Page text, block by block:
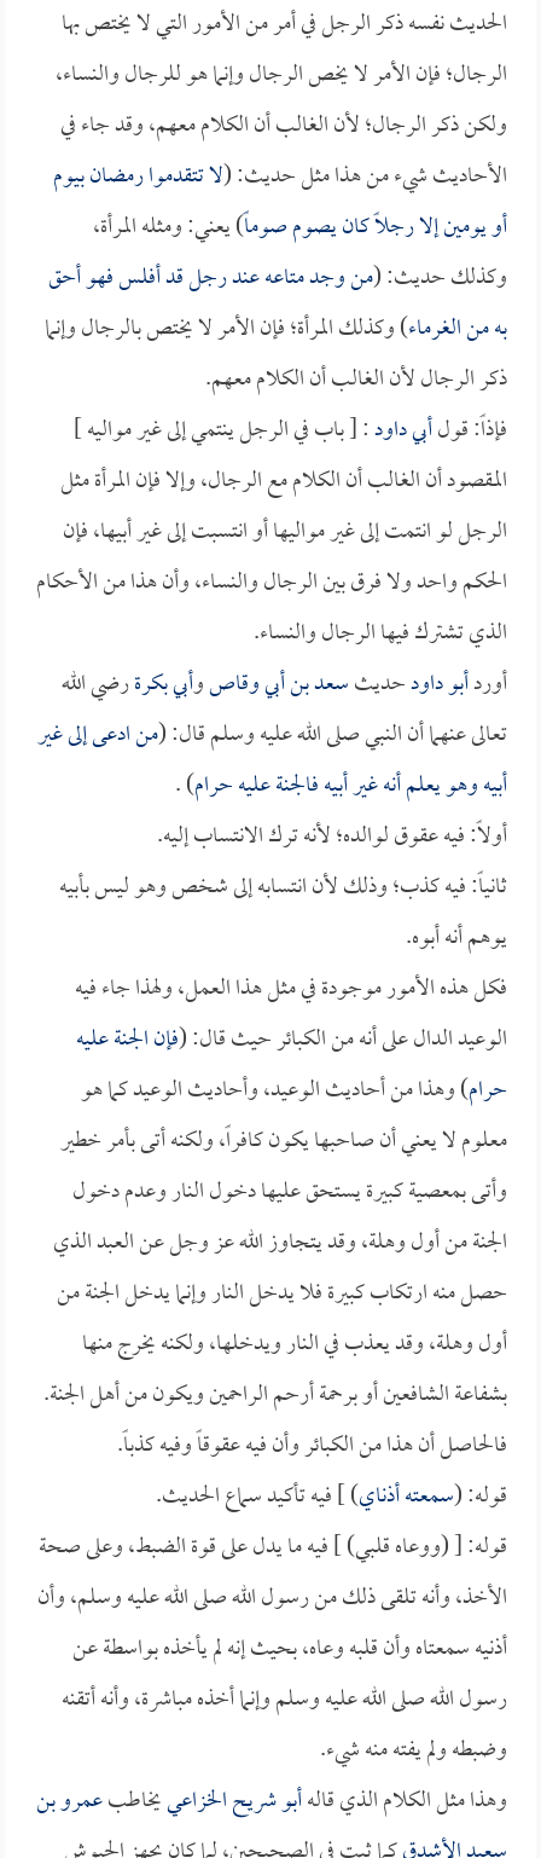
الحديث نفسه ذكر الرجل في أمر من الأمور التي لا يختص بها
الرجال؛ فإن الأمر لا يخص الرجال وإنما هو للرجال والنساء،
ولكن ذكر الرجال؛ لأن الغالب أن الكلام معهم، وقد جاء في
الأحاديث شيء من هذا مثل حديث: (لا تتقدموا رمضان بيوم
أو يومين إلا رجلاً كان يصوم صوماً) يعني: ومثله المرأة،
وكذلك حديث: (من وجد متاعه عند رجل قد أفلس فهو أحق
به من الغرماء) وكذلك المرأة؛ فإن الأمر لا يختص بالرجال وإنما
ذكر الرجال لأن الغالب أن الكلام معهم.
فإذاً: قولأبي داود: [ باب في الرجل ينتمي إلى غير مواليه ]
المقصود أن الغالب أن الكلام مع الرجال، وإلا فإن المرأة مثل
الرجل لو انتمت إلى غير مواليها أو انتسبت إلى غير أبيها، فإن
الحكم واحد ولا فرق بين الرجال والنساء، وأن هذا من الأحكام
الذي تشترك فيها الرجال والنساء.
أوردأبو داودحديثسعد بن أبي وقاصوأبي بكرةرضي الله
تعالى عنهما أن النبي صلى الله عليه وسلم قال: (من ادعى إلى غير
أبيه وهو يعلم أنه غير أبيه فالجنة عليه حرام) .
أولاً: فيه عقوق لوالده؛ لأنه ترك الانتساب إليه.
ثانياً: فيه كذب؛ وذلك لأن انتسابه إلى شخص وهو ليس بأبيه
يوهم أنه أبوه.
فكل هذه الأمور موجودة في مثل هذا العمل، ولهذا جاء فيه
الوعيد الدال على أنه من الكبائر حيث قال: (فإن الجنة عليه
حرام) وهذا من أحاديث الوعيد، وأحاديث الوعيد كما هو
معلوم لا يعني أن صاحبها يكون كافراً، ولكنه أتى بأمر خطير
وأتى بمعصية كبيرة يستحق عليها دخول النار وعدم دخول
الجنة من أول وهلة، وقد يتجاوز الله عز وجل عن العبد الذي
حصل منه ارتكاب كبيرة فلا يدخل النار وإنما يدخل الجنة من
أول وهلة، وقد يعذب في النار ويدخلها، ولكنه يخرج منها
بشفاعة الشافعين أو برحمة أرحم الراحمين ويكون من أهل الجنة.
فالحاصل أن هذا من الكبائر وأن فيه عقوقاً وفيه كذباً.
قوله: (سمعته أذناي) ] فيه تأكيد سماع الحديث.
قوله: [ (ووعاه قلبي) ] فيه ما يدل على قوة الضبط، وعلى صحة
الأخذ، وأنه تلقى ذلك من رسول الله صلى الله عليه وسلم، وأن
أذنيه سمعتاه وأن قلبه وعاه، بحيث إنه لم يأخذه بواسطة عن
رسول الله صلى الله عليه وسلم وإنما أخذه مباشرة، وأنه أتقنه
وضبطه ولم يفته منه شيء.
وهذا مثل الكلام الذي قالهأبو شريح الخزاعييخاطبعمرو بن